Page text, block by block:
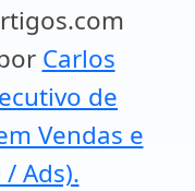
Carlos
de
Vendas e
Ads).